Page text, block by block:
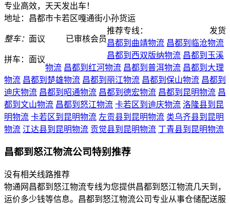
专业高效，天天发出车！
地址：昌都市卡若区嘎通街小孙货运
整车： 面议
拼车： 面议
已审核会员
发货
推荐专线：
昌都到曲靖物流 昌都到临沧物流
昌都到西双版纳物流 昌都到玉溪
物流 昌都到红河物流 昌都到普洱物流 昌都到大理
物流 昌都到楚雄物流 昌都到丽江物流 昌都到保山物流 昌都到
迪庆物流 昌都到昭通物流 昌都到德宏物流 昌都到昆明物流 昌
都到文山物流 昌都到怒江物流 卡若区到迪庆物流 洛隆县到昆
明物流 卡若区到昆明物流 左贡县到昆明物流 类乌齐县到昆明
物流 江达县到昆明物流 贡觉县到昆明物流 丁青县到昆明物流
昌都到怒江物流公司特别推荐
没有相关线路推荐
物通网昌都到怒江物流专线为您提供昌都到怒江物流几天到，
运价多少钱等信息。昌都到怒江物流公司专业从事仓储配送服